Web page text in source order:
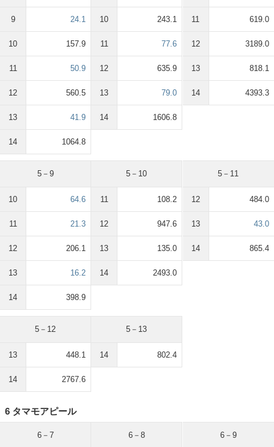
9 24.1
10 157.9
11 50.9
12 560.5
13 41.9
14 1064.8
10 243.1
11 77.6
12 635.9
13 79.0
14 1606.8
11 619.0
12 3189.0
13 818.1
14 4393.3
5－9
10 64.6
11 21.3
12 206.1
13 16.2
14 398.9
5－10
11 108.2
12 947.6
13 135.0
14 2493.0
5－11
12 484.0
13 43.0
14 865.4
5－12
13 448.1
14 2767.6
5－13
14 802.4
6 タマモアピール
6－7 6－8 6－9